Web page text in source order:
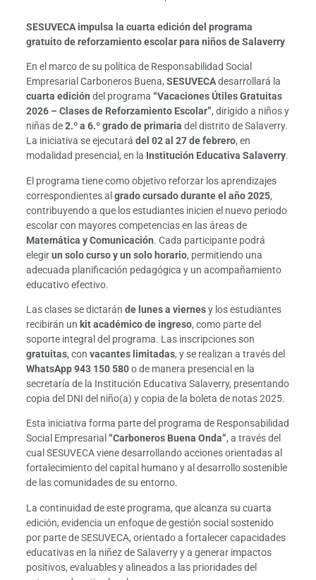
SESUVECA impulsa la cuarta edición del programa
gratuito de reforzamiento escolar para niños de Salaverry
En el marco de su política de Responsabilidad Social
Empresarial Carboneros Buena, SESUVECAdesarrollará la
cuarta edición del programa “Vacaciones Útiles Gratuitas
2026 – Clases de Reforzamiento Escolar”, dirigido a niños y
niñas de2.º a 6.º grado de primaria del distrito de Salaverry.
La iniciativa se ejecutará del 02 al 27 de febrero, en
modalidad presencial, en la Institución Educativa Salaverry.
El programa tiene como objetivo reforzar los aprendizajes
correspondientes al grado cursado durante el año 2025,
contribuyendo a que los estudiantes inicien el nuevo periodo
escolar con mayores competencias en las áreas de
Matemática y Comunicación. Cada participante podrá
elegirun solo curso y un solo horario, permitiendo una
adecuada planificación pedagógica y un acompañamiento
educativo efectivo.
Las clases se dictarán de lunes a viernesy los estudiantes
recibirán un kit académico de ingreso, como parte del
soporte integral del programa. Las inscripciones son
gratuitas, con vacantes limitadas, y se realizan a través del
WhatsApp 943 150 580o de manera presencial en la
secretaría de la Institución Educativa Salaverry, presentando
copia del DNI del niño(a) y copia de la boleta de notas 2025.
Esta iniciativa forma parte del programa de Responsabilidad
Social Empresarial “Carboneros Buena Onda”, a través del
cual SESUVECA viene desarrollando acciones orientadas al
fortalecimiento del capital humano y al desarrollo sostenible
de las comunidades de su entorno.
La continuidad de este programa, que alcanza su cuarta
edición, evidencia un enfoque de gestión social sostenido
por parte de SESUVECA, orientado a fortalecer capacidades
educativas en la niñez de Salaverry y a generar impactos
positivos, evaluables y alineados a las prioridades del